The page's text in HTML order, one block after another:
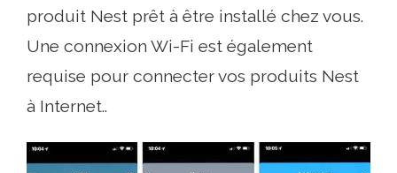
produit Nest prêt à être installé chez vous.
Une connexion Wi-Fi est également
requise pour connecter vos produits Nest
à Internet..